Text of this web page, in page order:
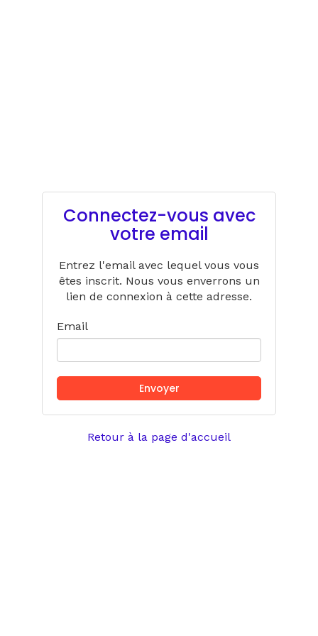
Connectez-vous avec
votre email
Entrez l'email avec lequel vous vous
êtes inscrit. Nous vous enverrons un
lien de connexion à cette adresse.
Email
Retour à la page d'accueil